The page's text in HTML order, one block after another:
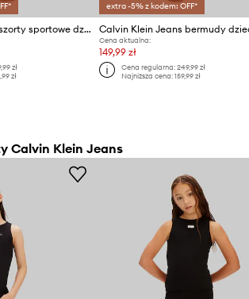
Calvin Klein Jeans szorty sportowe dziecięce bawełniane z elastanem
zł
zł
extra -5% z kodem: OFF*
Calvin Klein Jeans bermudy
Cena aktualna:
149,99 zł
Cena regularna: 249,99 zł
Najniższa cena: 159,99 zł
Calvin Klein Jeans